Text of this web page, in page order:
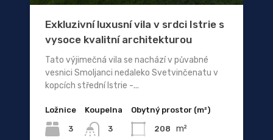
Exkluzivní luxusní vila v srdci Istrie s
vysoce kvalitní architekturou
Tato výjimečná vila se nachází v půvabné
vesnici Smoljanci nedaleko Svetvinčenatu v
kopcích střední Istrie -...
Ložnice
3
Koupelna
3
Obytný prostor (m²)
208 m²